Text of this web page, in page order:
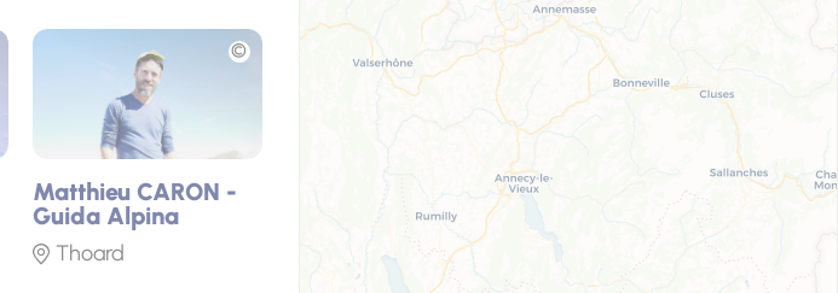
Matthieu CARON -
Guida Alpina
Thoard
Foto